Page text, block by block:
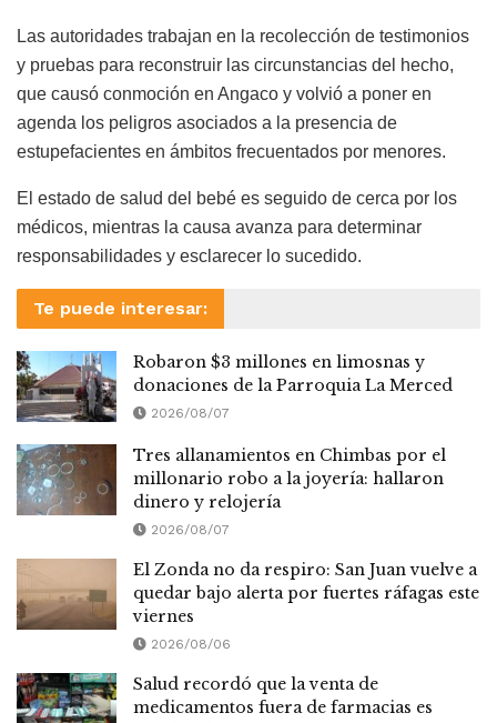
Las autoridades trabajan en la recolección de testimonios
y pruebas para reconstruir las circunstancias del hecho,
que causó conmoción en Angaco y volvió a poner en
agenda los peligros asociados a la presencia de
estupefacientes en ámbitos frecuentados por menores.
El estado de salud del bebé es seguido de cerca por los
médicos, mientras la causa avanza para determinar
responsabilidades y esclarecer lo sucedido.
Te puede interesar:
Robaron $3 millones en limosnas y
donaciones de la Parroquia La Merced
2026/08/07
Tres allanamientos en Chimbas por el
millonario robo a la joyería: hallaron
dinero y relojería
2026/08/07
El Zonda no da respiro: San Juan vuelve a
quedar bajo alerta por fuertes ráfagas este
viernes
2026/08/06
Salud recordó que la venta de
medicamentos fuera de farmacias es